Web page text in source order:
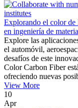
Explorando el color de
en ingeniería de
Explore las
el automóvil,
desafíos de este
Color Carbon Fiber
ofreciendo nuevas
View More
10
Apr